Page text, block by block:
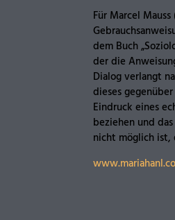
Für Marcel
dem Buch
der die
Dialog verlangt
dieses
Eindruck eines
beziehen und
nicht möglich ist,